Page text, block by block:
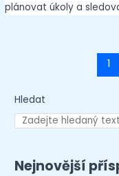
plánovat úkoly a
1
Hledat
Nejnovější